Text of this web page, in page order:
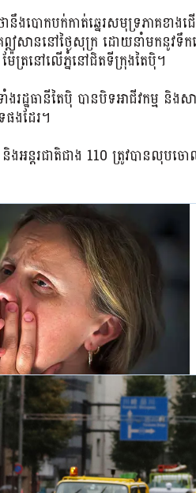
ថានឹងបោកបក់កាត់ឆ្នេរសមុទ្រភាគខ
គឦសាននៅថ្ងៃសុក្រ ដោយនាំមកនូ
ែត្រនៅលើភ្នំនៅជិតទីក្រុងតៃប៉ិ។
ងរដ្ឋធានីតៃប៉ិ បានបិទអាជីវកម្ម និ
ផងដែរ។
ងអន្តរជាតិជាង 110 ត្រូវបានលុប